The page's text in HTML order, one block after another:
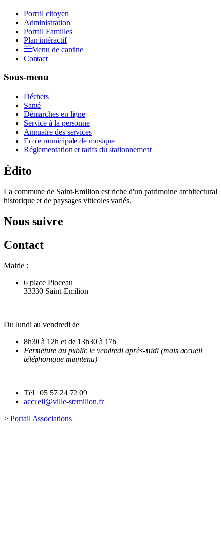
Portail citoyen
Administration
Portail Familles
Plan intéractif
Menu de cantine
Contact
Sous-menu
Déchets
Santé
Démarches en ligne
Service à la personne
Annuaire des services
Ecole municipale de musique
Réglementation et tarifs du stationnement
Édito
La commune de Saint-Emilion est riche d'un patrimoine architectural
historique et de paysages viticoles variés.
Nous suivre
Contact
Mairie :
6 place Pioceau
33330 Saint-Emilion
Du lundi au vendredi de
8h30 à 12h et de 13h30 à 17h
Fermeture au public le vendredi après-midi (mais accueil
téléphonique maintenu)
Tél : 05 57 24 72 09
accueil@ville-stemilion.fr
> Portail Associations